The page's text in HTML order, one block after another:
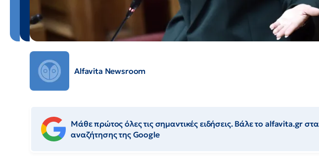
Alfavita Newsroom
Μάθε πρώτος όλες τις σημαντικές ειδήσεις. Βάλε το alfavita.gr
αναζήτησης της Google